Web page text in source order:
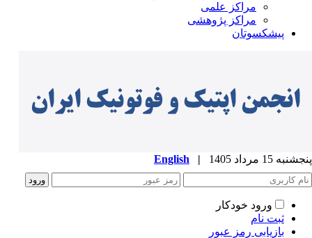
مراکز علمی
مراکز پژوهشی
پیشکسوتان
15 مرداد 1405 |
English
ورود خودکار
ثبت نام
بازیابی رمز عبور